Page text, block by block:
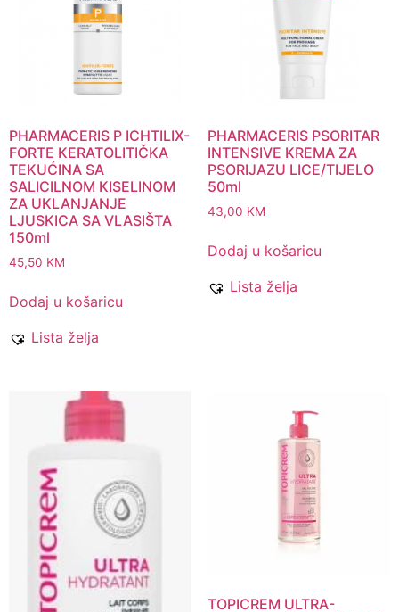
PHARMACERIS P ICHTILIX-
FORTE KERATOLITIČKA
TEKUĆINA SA
SALICILNOM KISELINOM
ZA UKLANJANJE
LJUSKICA SA VLASIŠTA
150ml
45,50 KM
Dodaj u košaricu
Lista želja
PHARMACERIS PSORITAR
INTENSIVE KREMA ZA
PSORIJAZU LICE/TIJELO
50ml
43,00 KM
Dodaj u košaricu
Lista želja
TOPICREM ULTRA-